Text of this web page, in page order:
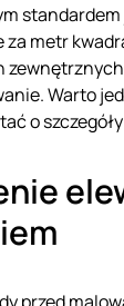
za metr
Warto
o